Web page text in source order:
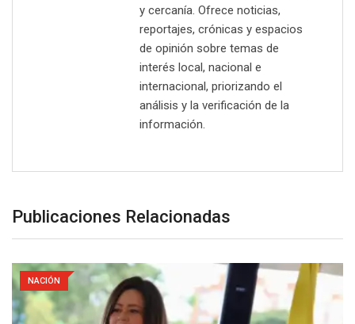
y cercanía. Ofrece noticias,
reportajes, crónicas y espacios
de opinión sobre temas de
interés local, nacional e
internacional, priorizando el
análisis y la verificación de la
información.
Publicaciones Relacionadas
NACIÓN